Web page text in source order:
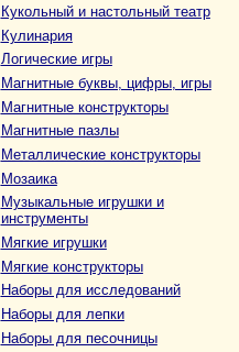
Кукольный и настольный театр
Кулинария
Логические игры
Магнитные буквы, цифры, игры
Магнитные конструкторы
Магнитные пазлы
Металлические конструкторы
Мозаика
Музыкальные игрушки и
инструменты
Мягкие игрушки
Мягкие конструкторы
Наборы для исследований
Наборы для лепки
Наборы для песочницы